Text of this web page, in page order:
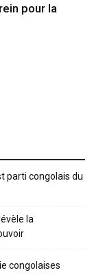
pour la
parti congolais du
la
congolaises